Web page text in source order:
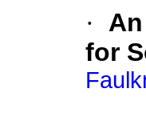
·
for